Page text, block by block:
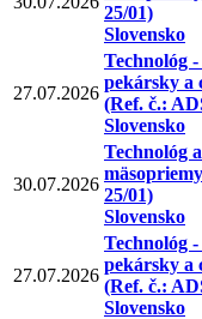
25/01)
Slovensko
27.07.2026
Technológ
pekársky a
(Ref. č.:
Slovensko
30.07.2026
Technológ
25/01)
Slovensko
27.07.2026
Technológ
pekársky a
(Ref. č.:
Slovensko